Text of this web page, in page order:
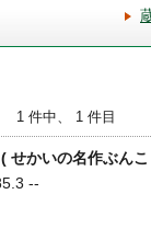
1 件中、 1 件目
せかいの名作ぶん
--